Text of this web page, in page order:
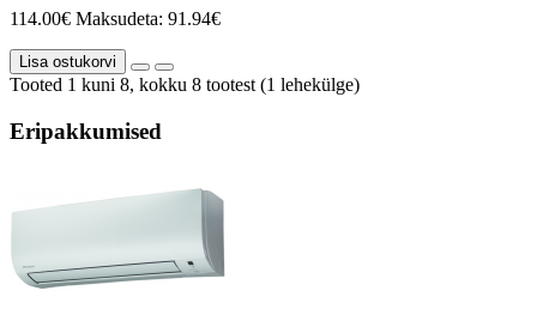
114.00€ Maksudeta: 91.94€
Lisa ostukorvi
Tooted 1 kuni 8, kokku 8 tootest (1 lehekülge)
Eripakkumised